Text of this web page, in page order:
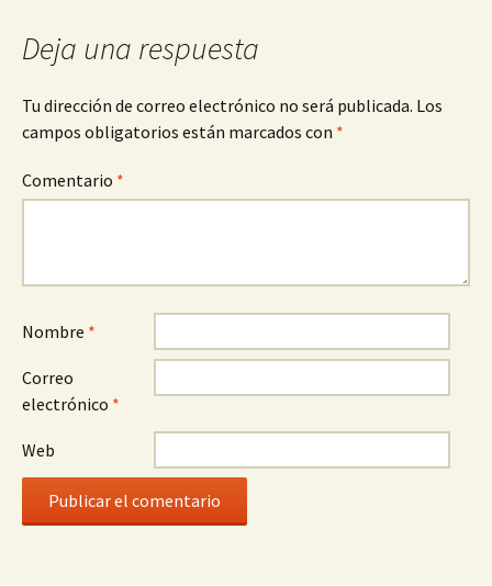
Deja una respuesta
Tu dirección de correo electrónico no será publicada. Los
campos obligatorios están marcados con *
Comentario *
Nombre *
Correo
electrónico *
Web